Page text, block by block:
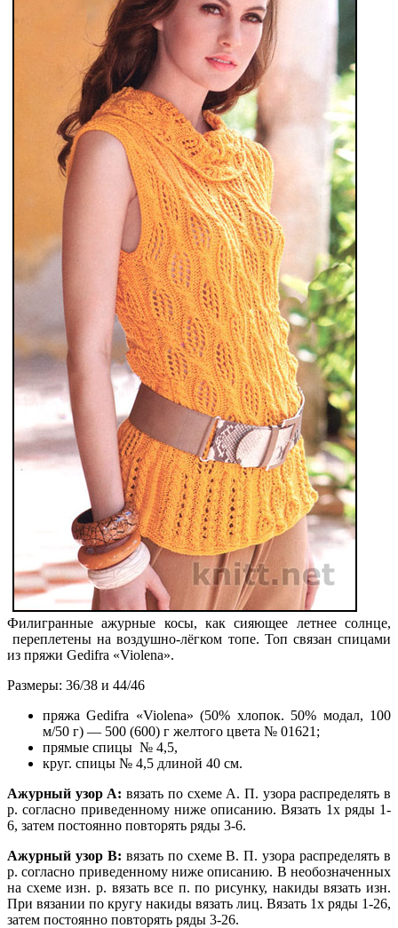
Филигранные ажурные косы, как сияющее летнее солнце,
переплетены на воздушно-лёгком топе. Топ связан спицами
из пряжи Gedifra «Violena».
Размеры: 36/38 и 44/46
пряжа Gedifra «Violena» (50% хлопок. 50% модал, 100
м/50 г) — 500 (600) г желтого цвета № 01621;
прямые спицы № 4,5,
круг. спицы № 4,5 длиной 40 см.
Ажурный узор А: вязать по схеме А. П. узора распределять в
р. согласно приведенному ниже описанию. Вязать 1х ряды 1-
6, затем постоянно повторять ряды 3-6.
Ажурный узор В: вязать по схеме В. П. узора распределять в
р. согласно приведенному ниже описанию. В необозначенных
на схеме изн. р. вязать все п. по рисунку, накиды вязать изн.
При вязании по кругу накиды вязать лиц. Вязать 1х ряды 1-26,
затем постоянно повторять ряды 3-26.